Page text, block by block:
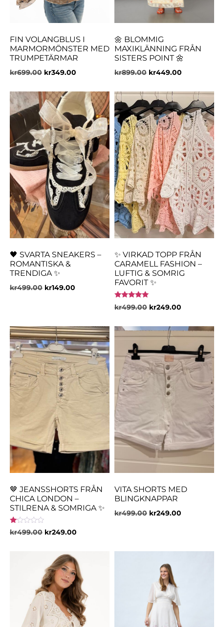
FIN VOLANGBLUS I
MARMORMÖNSTER MED
TRUMPETÄRMAR
kr699.00 kr349.00
🌼 BLOMMIG
MAXIKLÄNNING FRÅN
SISTERS POINT 🌼
kr899.00 kr449.00
🖤 SVARTA SNEAKERS –
ROMANTISKA &
TRENDIGA ✨
kr499.00 kr149.00
✨ VIRKAD TOPP FRÅN
CARAMELL FASHION –
LUFTIG & SOMRIG
FAVORIT ✨
Betygsatt
5.00
kr499.00 kr249.00
🤎 JEANSSHORTS FRÅN
CHICA LONDON –
STILRENA & SOMRIGA ✨
Betygsatt
1.00
kr499.00 kr249.00
VITA SHORTS MED
BLINGKNAPPAR
kr499.00 kr249.00